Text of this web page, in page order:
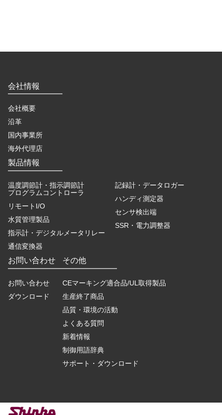
会社情報
会社概要
沿革
国内事業所
海外代理店
製品情報
温度調節計・指示調節計
プログラムコントローラ
リモートI/O
水質管理製品
指示計・デジタルメータリレー
通信変換器
記録計・データロガー
ハンディ測定器
センサ検出端
SSR・電力調整器
お問い合わせ
お問い合わせ
ダウンロード
その他
CEマーキング適合品/UL取得製品
生産終了商品
品質・環境の活動
よくある質問
新着情報
制御用語辞典
サポート・ダウンロード